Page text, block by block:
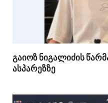
გაიოზ ნიგალიძის
ასპარეზზე